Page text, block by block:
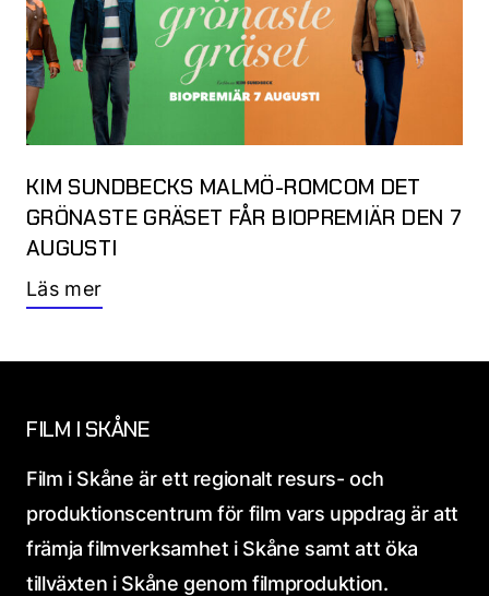
KIM SUNDBECKS MALMÖ-ROMCOM DET
GRÖNASTE GRÄSET FÅR BIOPREMIÄR DEN 7
AUGUSTI
Läs mer
FILM I SKÅNE
Film i Skåne är ett regionalt resurs- och
produktionscentrum för film vars uppdrag är att
främja filmverksamhet i Skåne samt att öka
tillväxten i Skåne genom filmproduktion.